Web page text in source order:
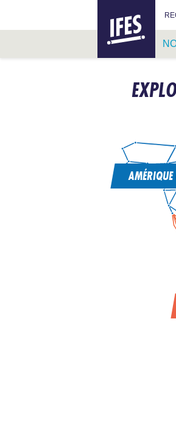
INTERNATIONAL
FELLOWSHIP
OF
EVANGELICAL